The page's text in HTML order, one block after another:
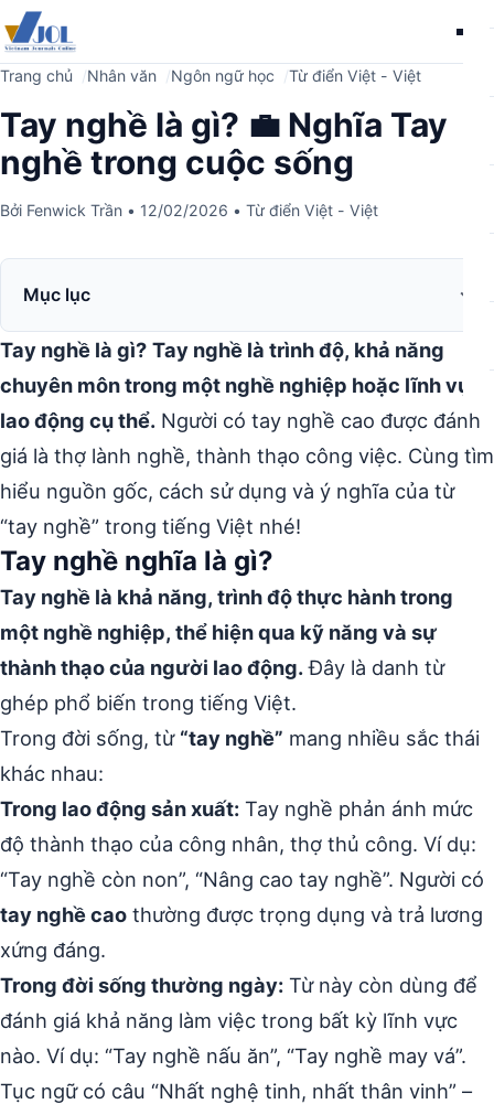
Trang chủ Nhân văn Ngôn ngữ học Từ điển Việt - Việt
Tay nghề là gì? 💼 Nghĩa Tay
nghề trong cuộc sống
Bởi Fenwick Trần • 12/02/2026 • Từ điển Việt - Việt
Mục lục
Tay nghề là gì? Tay nghề là trình độ, khả năng
chuyên môn trong một nghề nghiệp hoặc lĩnh vực
lao động cụ thể. Người có tay nghề cao được đánh
giá là thợ lành nghề, thành thạo công việc. Cùng tìm
hiểu nguồn gốc, cách sử dụng và ý nghĩa của từ
“tay nghề” trong tiếng Việt nhé!
Tay nghề nghĩa là gì?
Tay nghề là khả năng, trình độ thực hành trong
một nghề nghiệp, thể hiện qua kỹ năng và sự
thành thạo của người lao động.Đây là danh từ
ghép phổ biến trong tiếng Việt.
Trong đời sống, từ “tay nghề” mang nhiều sắc thái
khác nhau:
Trong lao động sản xuất: Tay nghề phản ánh mức
độ thành thạo của công nhân, thợ thủ công. Ví dụ:
“Tay nghề còn non”, “Nâng cao tay nghề”. Người có
tay nghề cao thường được trọng dụng và trả lương
xứng đáng.
Trong đời sống thường ngày: Từ này còn dùng để
đánh giá khả năng làm việc trong bất kỳ lĩnh vực
nào. Ví dụ: “Tay nghề nấu ăn”, “Tay nghề may vá”.
Tục ngữ có câu “Nhất nghệ tinh, nhất thân vinh” –